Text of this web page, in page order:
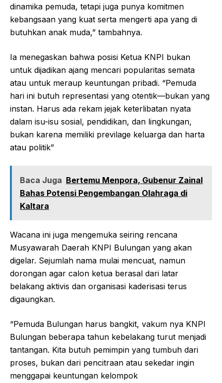
dinamika pemuda, tetapi juga punya komitmen
kebangsaan yang kuat serta mengerti apa yang di
butuhkan anak muda,” tambahnya.
Ia menegaskan bahwa posisi Ketua KNPI bukan
untuk dijadikan ajang mencari popularitas semata
atau untuk meraup keuntungan pribadi. “Pemuda
hari ini butuh representasi yang otentik—bukan yang
instan. Harus ada rekam jejak keterlibatan nyata
dalam isu-isu sosial, pendidikan, dan lingkungan,
bukan karena memiliki previlage keluarga dan harta
atau politik”
Baca Juga Bertemu Menpora, Gubenur Zainal
Bahas Potensi Pengembangan Olahraga di
Kaltara
Wacana ini juga mengemuka seiring rencana
Musyawarah Daerah KNPI Bulungan yang akan
digelar. Sejumlah nama mulai mencuat, namun
dorongan agar calon ketua berasal dari latar
belakang aktivis dan organisasi kaderisasi terus
digaungkan.
“Pemuda Bulungan harus bangkit, vakum nya KNPI
Bulungan beberapa tahun kebelakang turut menjadi
tantangan. Kita butuh pemimpin yang tumbuh dari
proses, bukan dari pencitraan atau sekedar ingin
menggapai keuntungan kelompok